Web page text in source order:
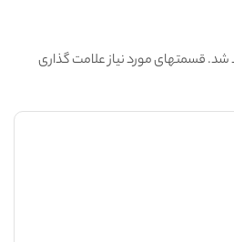
قسمتهای مورد نیاز علامت گذاری